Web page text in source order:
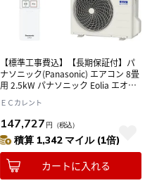
【標準工事費込】【長期保証付】パ
ナソニック(Panasonic) エアコン 8畳
用 2.5kW パナソニック Eolia エオリ
ＥＣカレント
147,727 円 （税込）
積算 1,342 マイル (1倍)
カートに入れる